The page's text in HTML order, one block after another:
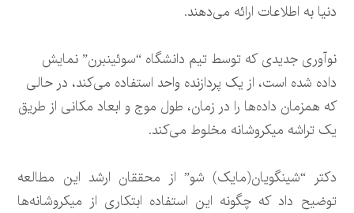
دنیا به اطلاعات ارائه می‌دهند.
نوآوری جدیدی که توسط تیم دانشگاه “سوئینبرن” نمایش
داده شده است، از یک پردازنده واحد استفاده می‌کند، در حالی
که همزمان داده‌ها را در زمان، طول موج و ابعاد مکانی از طریق
یک تراشه میکروشانه مخلوط می‌کند.
دکتر “شینگویان(مایک) شو” از محققان ارشد این مطالعه
توضیح داد که چگونه این استفاده ابتکاری از میکروشانه‌ها